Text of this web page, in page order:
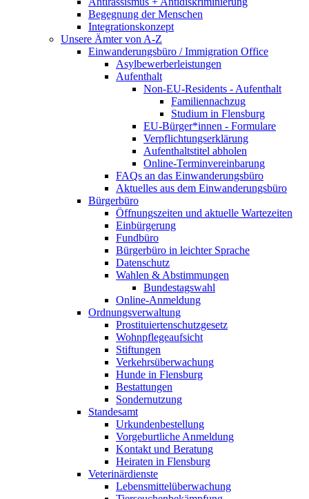
Begegnung der Menschen
Integrationskonzept
Unsere Ämter von A-Z
Einwanderungsbüro / Immigration Office
Asylbewerberleistungen
Aufenthalt
Non-EU-Residents - Aufenthalt
Familiennachzug
Studium in Flensburg
EU-Bürger*innen - Formulare
Verpflichtungserklärung
Aufenthaltstitel abholen
Online-Terminvereinbarung
FAQs an das Einwanderungsbüro
Aktuelles aus dem Einwanderungsbüro
Bürgerbüro
Öffnungszeiten und aktuelle Wartezeiten
Einbürgerung
Fundbüro
Bürgerbüro in leichter Sprache
Datenschutz
Wahlen & Abstimmungen
Bundestagswahl
Online-Anmeldung
Ordnungsverwaltung
Prostituiertenschutzgesetz
Wohnpflegeaufsicht
Stiftungen
Verkehrsüberwachung
Hunde in Flensburg
Bestattungen
Sondernutzung
Standesamt
Urkundenbestellung
Vorgeburtliche Anmeldung
Kontakt und Beratung
Heiraten in Flensburg
Veterinärdienste
Lebensmittelüberwachung